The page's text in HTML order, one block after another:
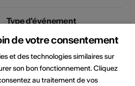
Type d'événement
Tout public
de votre consentement
et des technologies similaires sur
son bon fonctionnement. Cliquez
au traitement de vos